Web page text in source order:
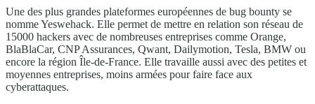
Une des plus grandes plateformes européennes de bug bounty se
nomme Yeswehack. Elle permet de mettre en relation son réseau de
15000 hackers avec de nombreuses entreprises comme Orange,
BlaBlaCar, CNP Assurances, Qwant, Dailymotion, Tesla, BMW ou
encore la région Île-de-France. Elle travaille aussi avec des petites et
moyennes entreprises, moins armées pour faire face aux
cyberattaques.